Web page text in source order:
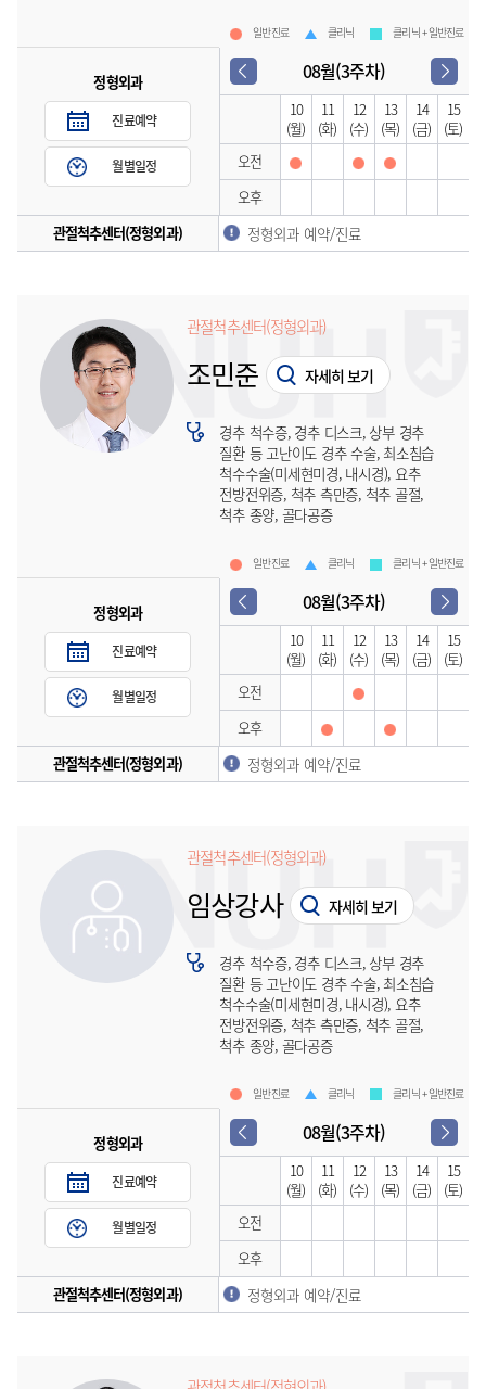
일반진료 클리닉 클리닉 + 일반진료
정형외과
진료예약
월별일정
08월(3주차)
10
(월)
11
(화)
12
(수)
13
(목)
14
(금)
15
(토)
오전
오후
관절척추센터(정형외과)
정형외과 예약/진료
관절척추센터(정형외과)
조민준 자세히 보기
경추 척수증, 경추 디스크, 상부 경추
질환 등 고난이도 경추 수술, 최소침습
척수수술(미세현미경, 내시경), 요추
전방전위증, 척추 측만증, 척추 골절,
척추 종양, 골다공증
일반진료 클리닉 클리닉 + 일반진료
정형외과
진료예약
월별일정
08월(3주차)
10
(월)
11
(화)
12
(수)
13
(목)
14
(금)
15
(토)
오전
오후
관절척추센터(정형외과)
정형외과 예약/진료
관절척추센터(정형외과)
임상강사 자세히 보기
경추 척수증, 경추 디스크, 상부 경추
질환 등 고난이도 경추 수술, 최소침습
척수수술(미세현미경, 내시경), 요추
전방전위증, 척추 측만증, 척추 골절,
척추 종양, 골다공증
일반진료 클리닉 클리닉 + 일반진료
정형외과
진료예약
월별일정
08월(3주차)
10
(월)
11
(화)
12
(수)
13
(목)
14
(금)
15
(토)
오전
오후
관절척추센터(정형외과)
정형외과 예약/진료